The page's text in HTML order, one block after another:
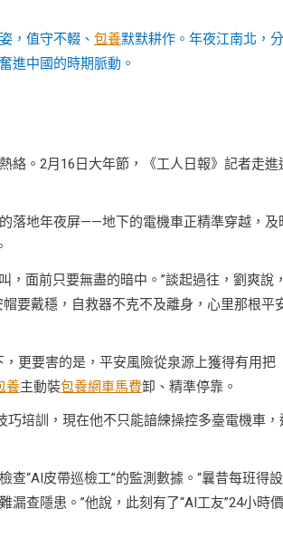
，值守不輟、 包養默默耕作。年夜江南北，
進中國的時期脈動。
絡。2月16日大年節，《工人日報》記者走進
落地年夜屏——地下的電機車正精準穿越，及
面前只要無盡的暗中。”談起過往，劉爽說，
要戴穩，自救器不克不及離身，心里那根平
，更要害的是，平安風險從泉源上獲得有用把
養主動裝包養網車馬費卸、精準停靠。
巧培訓，現在他不只能諳練操控多臺電機車，
“AI皮帶巡檢工”的監測數據。“曩昔每班得設
查隱患。”他說，此刻有了“AI工友”24小時價